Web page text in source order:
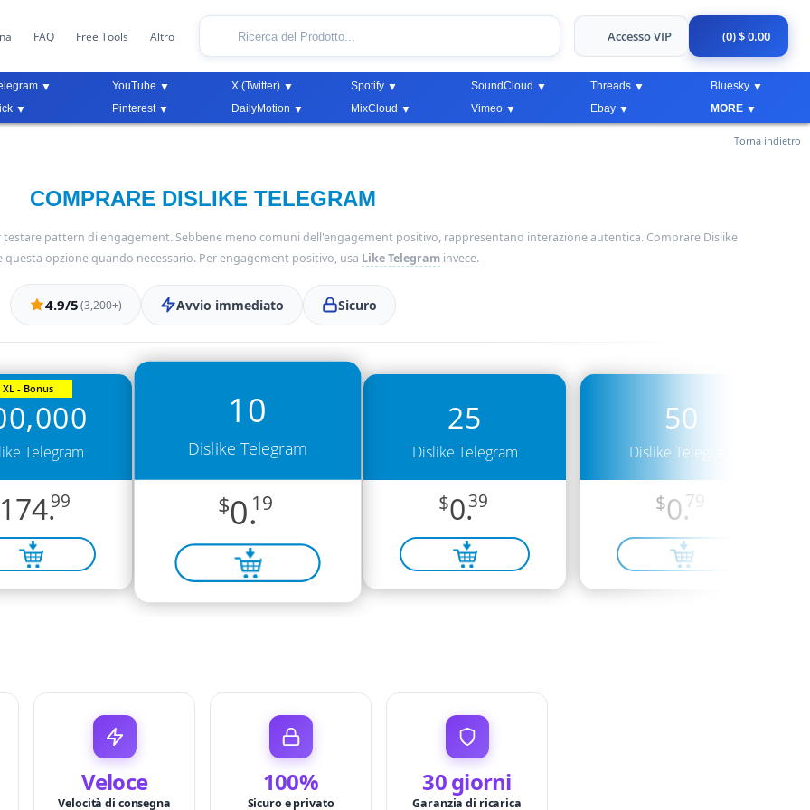
FAQ Free Tools Altro Accesso VIP (0) $ 0.00
YouTube X (Twitter) Spotify SoundCloud Threads
Bluesky
Pinterest DailyMotion MixCloud Vimeo Ebay MORE
Torna indietro
COMPRARE DISLIKE TELEGRAM
pattern di engagement. Sebbene meno comuni dell'engagement positivo, rappresentano interazione autentica. Comprare Dislike
questa opzione quando necessario. Per engagement positivo, usa Like Telegram invece.
4.9/5(3,200+) Avvio immediato Sicuro
XL - Bonus
Telegram
174.99
10
Dislike Telegram
$0.19
25
Dislike Telegram
$0.39
50
Dislike Telegram
$0.79
Veloce
Velocità di consegna
100%
Sicuro e privato
30 giorni
Garanzia di ricarica